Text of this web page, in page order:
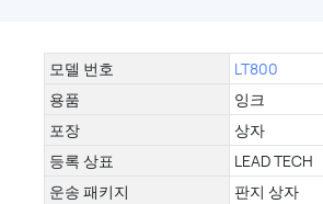
모델 번호
LT800
용품
잉크
포장
상자
등록 상표
LEAD TECH
운송 패키지
판지 상자